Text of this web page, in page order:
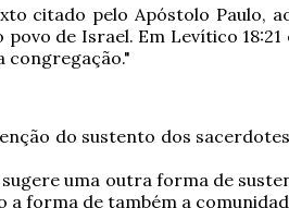
citado pelo Apóstolo
de Israel. Em Levítico
congregação."
do sustento dos
uma outra forma de
a forma de também a